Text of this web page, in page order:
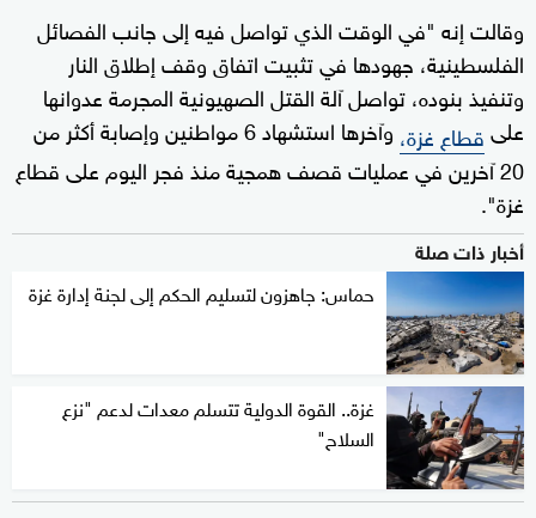
وقالت إنه "في الوقت الذي تواصل فيه إلى جانب الفصائل
الفلسطينية، جهودها في تثبيت اتفاق وقف إطلاق النار
وتنفيذ بنوده، تواصل آلة القتل الصهيونية المجرمة عدوانها
علىقطاع غزة،
وآخرها استشهاد 6 مواطنين وإصابة أكثر من
20 آخرين في عمليات قصف همجية منذ فجر اليوم على قطاع
غزة".
أخبار ذات صلة
حماس: جاهزون لتسليم الحكم إلى لجنة إدارة غزة
غزة.. القوة الدولية تتسلم معدات لدعم "نزع
السلاح"